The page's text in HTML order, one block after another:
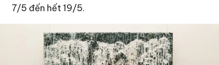
7/5 đến hết 19/5.